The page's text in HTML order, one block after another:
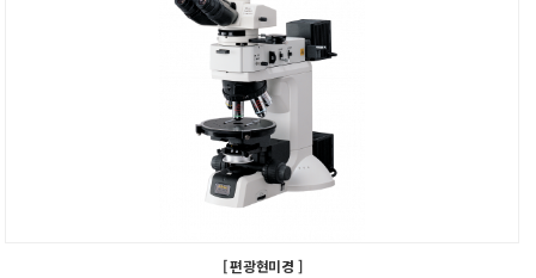
[ 편광현미경 ]